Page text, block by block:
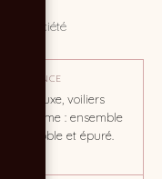
la société
AMBIANCE
de luxe, voiliers
de gamme : ensemble
noble et épuré.